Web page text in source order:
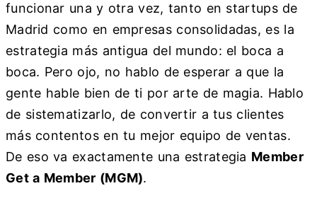
funcionar una y otra vez, tanto en startups de
Madrid como en empresas consolidadas, es la
estrategia más antigua del mundo: el boca a
boca. Pero ojo, no hablo de esperar a que la
gente hable bien de ti por arte de magia. Hablo
de sistematizarlo, de convertir a tus clientes
más contentos en tu mejor equipo de ventas.
De eso va exactamente una estrategia Member
Get a Member (MGM).